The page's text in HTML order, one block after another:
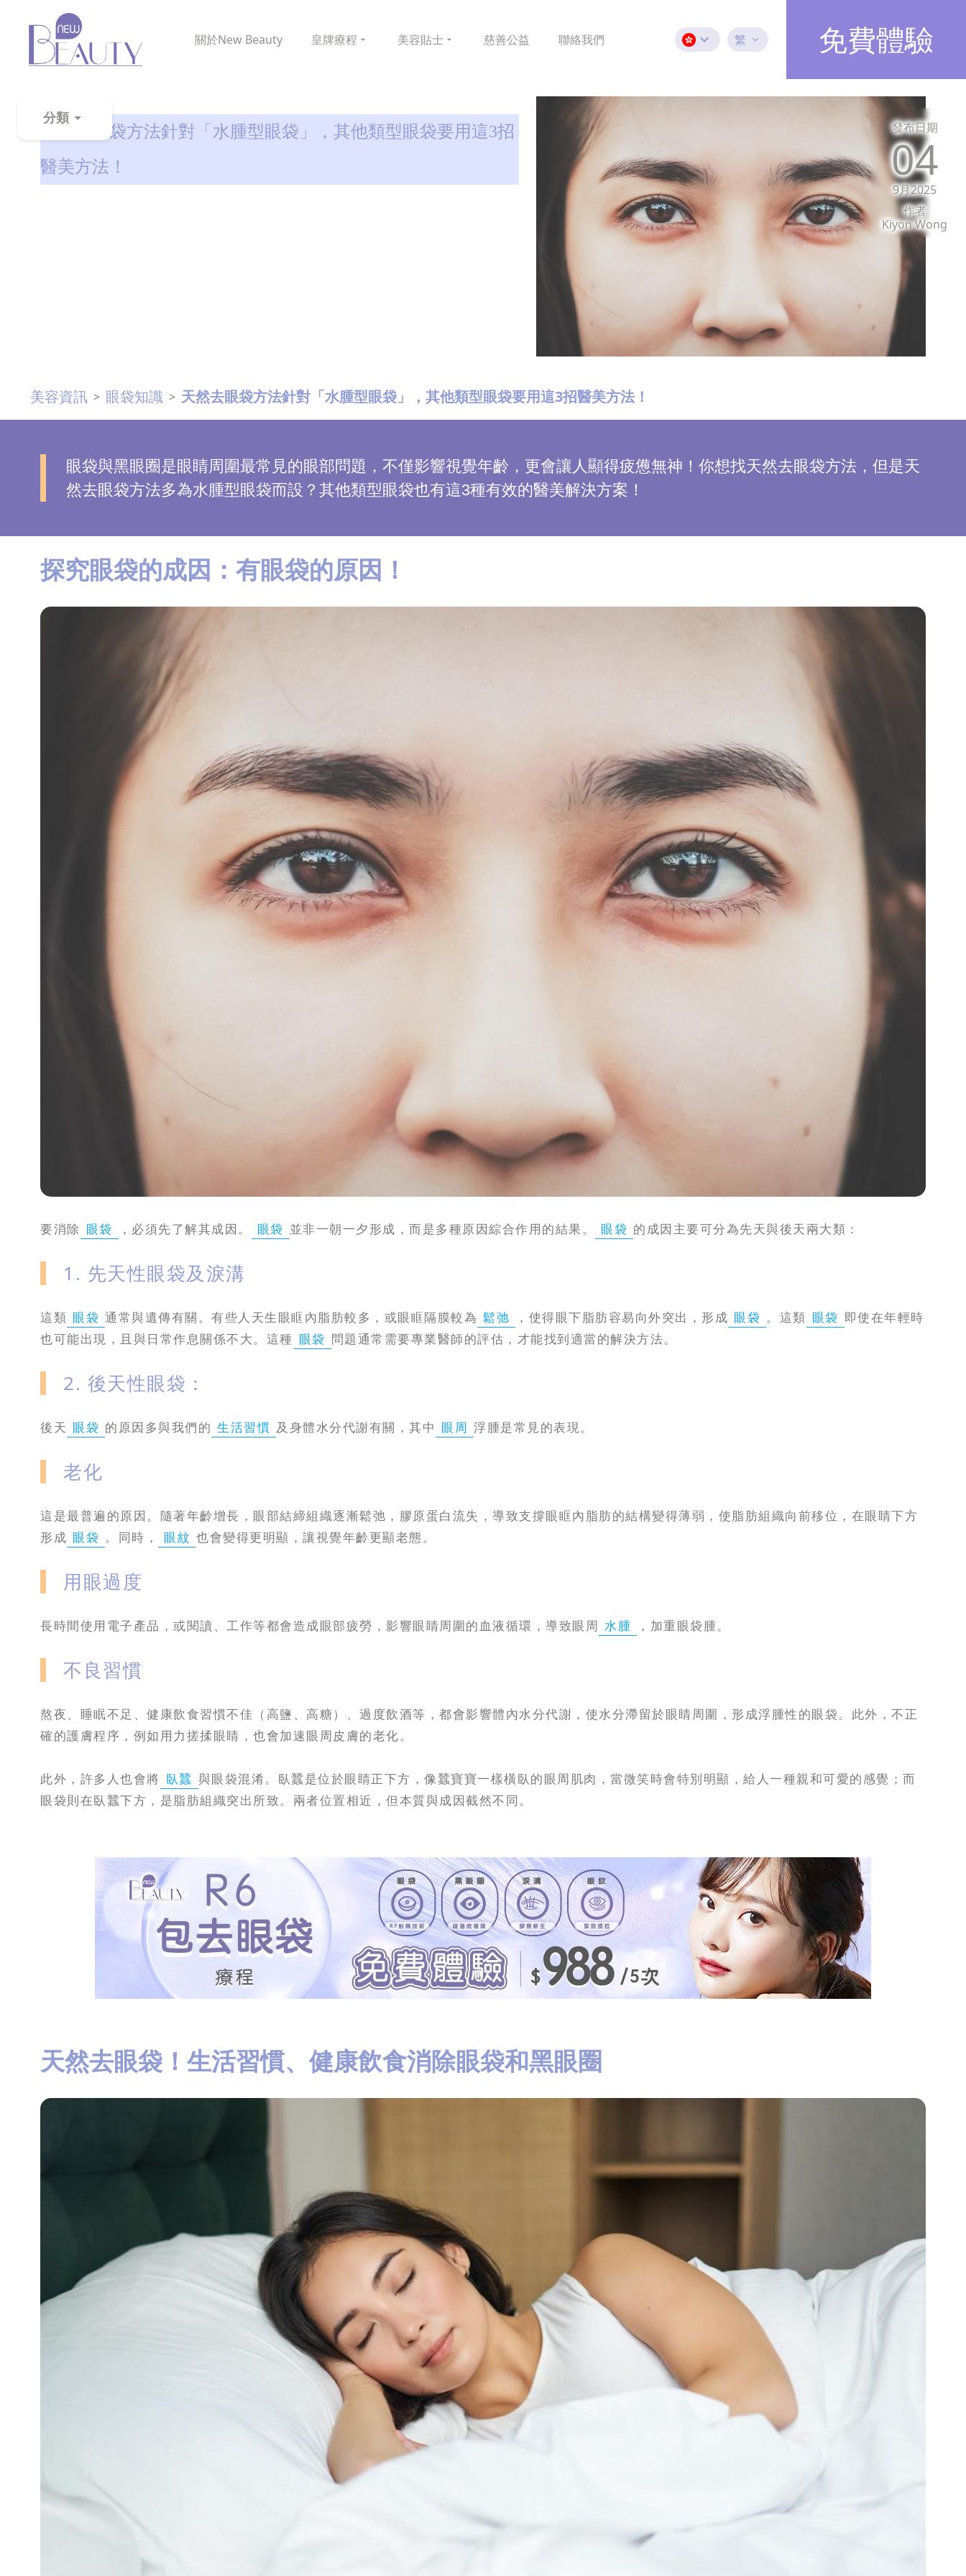
關於New Beauty 皇牌療程 美容貼士 慈善公益 聯絡我們 繁 免費體驗
分類
粉
刺
眼
袋
生
密
去
天然去眼袋方法針對「水腫型眼袋」，其他類型眼袋要用這3招
醫美方法！
美容資訊 > 眼袋知識 > 天然去眼袋方法針對「水腫型眼袋」，其他類型眼袋要用這3招醫美方法！
發布日期
04
9月2025
作者
Kiyon Wong
眼袋與黑眼圈是眼睛周圍最常見的眼部問題，不僅影響視覺年齡，更會讓人顯得疲憊無神！你想找天然去眼袋方法，但是天
然去眼袋方法多為水腫型眼袋而設？其他類型眼袋也有這3種有效的醫美解決方案！
探究眼袋的成因：有眼袋的原因！
要消除 眼袋 ，必須先了解其成因。 眼袋 並非一朝一夕形成，而是多種原因綜合作用的結果。 眼袋 的成因主要可分為先天與後天兩大類：
1. 先天性眼袋及淚溝
這類 眼袋 通常與遺傳有關。有些人天生眼眶內脂肪較多，或眼眶隔膜較為 鬆弛 ，使得眼下脂肪容易向外突出，形成 眼袋 。這類 眼袋 即使在年輕時
也可能出現，且與日常作息關係不大。這種 眼袋 問題通常需要專業醫師的評估，才能找到適當的解決方法。
2. 後天性眼袋：
後天 眼袋 的原因多與我們的 生活習慣 及身體水分代謝有關，其中 眼周 浮腫是常見的表現。
老化
這是最普遍的原因。隨著年齡增長，眼部結締組織逐漸鬆弛，膠原蛋白流失，導致支撐眼眶內脂肪的結構變得薄弱，使脂肪組織向前移位，在眼睛下方
形成 眼袋 。同時， 眼紋 也會變得更明顯，讓視覺年齡更顯老態。
用眼過度
長時間使用電子產品，或閱讀、工作等都會造成眼部疲勞，影響眼睛周圍的血液循環，導致眼周 水腫 ，加重眼袋腫。
不良習慣
熬夜、睡眠不足、健康飲食習慣不佳（高鹽、高糖）、過度飲酒等，都會影響體內水分代謝，使水分滯留於眼睛周圍，形成浮腫性的眼袋。此外，不正
確的護膚程序，例如用力搓揉眼睛，也會加速眼周皮膚的老化。
此外，許多人也會將 臥蠶 與眼袋混淆。臥蠶是位於眼睛正下方，像蠶寶寶一樣橫臥的眼周肌肉，當微笑時會特別明顯，給人一種親和可愛的感覺；而
眼袋則在臥蠶下方，是脂肪組織突出所致。兩者位置相近，但本質與成因截然不同。
天然去眼袋！生活習慣、健康飲食消除眼袋和黑眼圈